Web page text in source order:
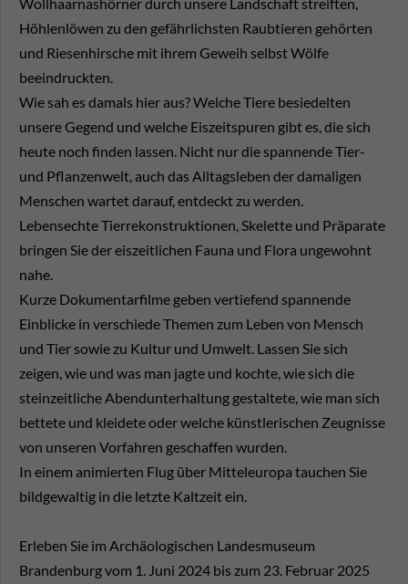
Höhlenlöwen zu den gefährlichsten Raubtieren gehörten
und Riesenhirsche mit ihrem Geweih selbst Wölfe
beeindruckten.
Wie sah es damals hier aus? Welche Tiere besiedelten
unsere Gegend und welche Eiszeitspuren gibt es, die sich
heute noch finden lassen. Nicht nur die spannende Tier-
und Pflanzenwelt, auch das Alltagsleben der damaligen
Menschen wartet darauf, entdeckt zu werden.
Lebensechte Tierrekonstruktionen, Skelette und Präparate
bringen Sie der eiszeitlichen Fauna und Flora ungewohnt
nahe.
Kurze Dokumentarfilme geben vertiefend spannende
Einblicke in verschiede Themen zum Leben von Mensch
und Tier sowie zu Kultur und Umwelt. Lassen Sie sich
zeigen, wie und was man jagte und kochte, wie sich die
steinzeitliche Abendunterhaltung gestaltete, wie man sich
bettete und kleidete oder welche künstlerischen Zeugnisse
von unseren Vorfahren geschaffen wurden.
In einem animierten Flug über Mitteleuropa tauchen Sie
bildgewaltig in die letzte Kaltzeit ein.
Erleben Sie im Archäologischen Landesmuseum
Brandenburg vom 1. Juni 2024 bis zum 23. Februar 2025